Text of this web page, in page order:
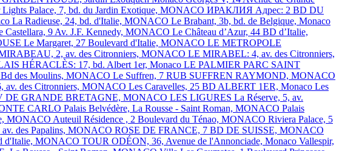
Lights Palace, 7, bd. du Jardin Exotique, MONACO ИРАКЛИЯ Адрес: 2 BD DU
La Radieuse, 24, bd. d'Italie, MONACO Le Brabant, 3b, bd. de Belgique, Monaco
Castellara, 9 Av. J.F. Kennedy, MONACO Le Château d’Azur, 44 BD d’Italie,
Le Margaret, 27 Boulevard d'Italie, MONACO LE METROPOLE
2, av. des Citronniers, MONACO LE MIRABEL: 4, av. des Citronniers,
HÉRACLÈS: 17, bd. Albert 1er, Monaco LE PALMIER PARC SAINT
des Moulins, MONACO Le Suffren, 7 RUB SUFFREN RAYMOND, MONACO
av. des Citronniers, MONACO Les Caravelles, 25 BD ALBERT 1ER, Monaco Les
DE GRANDE BRETAGNE, MONACO LES LIGURES La Réserve, 5, av.
CARLO Palais Belvédère, La Rousse - Saint Roman, MONACO Palais
MONACO Auteuil Résidence , 2 Boulevard du Ténao, MONACO Riviera Palace, 5
av. des Papalins, MONACO ROSE DE FRANCE, 7 BD DE SUISSE, MONACO
d'Italie, MONACO TOUR ODÉON, 36, Avenue de l'Annonciade, Monaco Vallespir,